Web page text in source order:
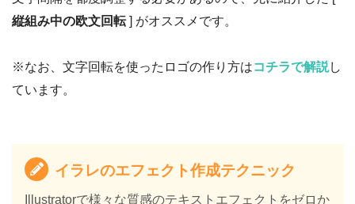
縦組み中の欧文回転] がオススメです。
※なお、文字回転を使ったロゴの作り方はコチラで解説し
ています。
イラレのエフェクト作成テクニック
Illustratorで様々な質感のテキストエフェクトをゼロか